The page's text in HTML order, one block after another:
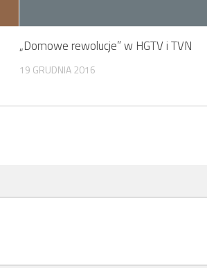
„Domowe rewolucje” w HGTV i TVN
19 GRUDNIA 2016